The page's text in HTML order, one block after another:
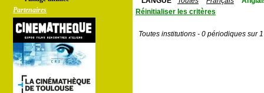
Partenaires
Réinitialiser les critères
Toutes institutions - 0 périodiques sur